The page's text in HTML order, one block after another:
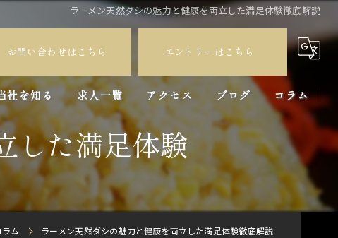
ラーメン天然ダシの魅力と健康を両立した満足体験徹底解説
お問い合わせはこちら エントリーはこちら
社を知る
社員
求人
ルバイト
求人一覧 アクセス ブログ コラム
した満足体験
ラム ラーメン天然ダシの魅力と健康を両立した満足体験徹底解説